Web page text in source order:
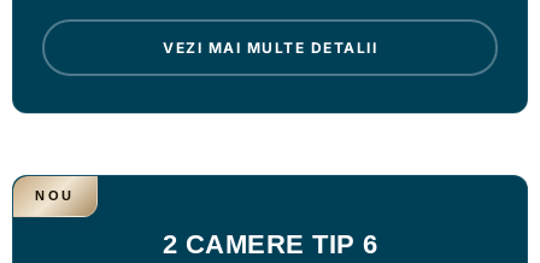
VEZI MAI MULTE DETALII
NOU
2 CAMERE TIP 6